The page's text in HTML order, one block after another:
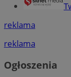
reklama
reklama
Ogłoszenia